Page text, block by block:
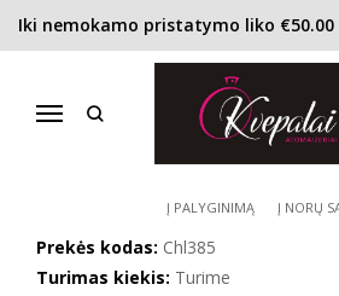
Iki nemokamo pristatymo liko €50.00
Navigacija
Pagrindinis KONCENTRACIJA
Kvapusis
Chanel Coco EDP moterims
CHANEL COCO EDP
Į PALYGINIMĄ Į NORŲ
Prekės kodas: Chl385
Turimas kiekis: Turime